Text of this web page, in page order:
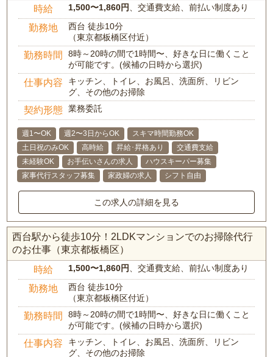
時給 1,500〜1,860円 、交通費支給、前払い制度あり
勤務地
西台 徒歩10分
（東京都板橋区付近）
勤務時間
8時～20時の間で1時間〜、好きな日に働くこと
が可能です。(候補の日時から選択)
仕事内容
キッチン、トイレ、お風呂、洗面所、リビン
グ、その他のお掃除
契約形態 業務委託
週1〜OK 週2〜3日からOK
スキマ時間勤務OK
土日祝のみOK
高時給 昇給･昇格あり
交通費支給
未経験OK
お手伝いさんの求人
ハウスキーパー募集
家事代行スタッフ募集
家政婦の求人 シフト自由
この求人の詳細を見る
西台駅から徒歩10分！2LDKマンションでのお掃除代行
のお仕事（東京都板橋区）
時給 1,500〜1,860円 、交通費支給、前払い制度あり
勤務地
西台 徒歩10分
（東京都板橋区付近）
勤務時間
8時～20時の間で1時間〜、好きな日に働くこと
が可能です。(候補の日時から選択)
仕事内容
キッチン、トイレ、お風呂、洗面所、リビン
グ、その他のお掃除